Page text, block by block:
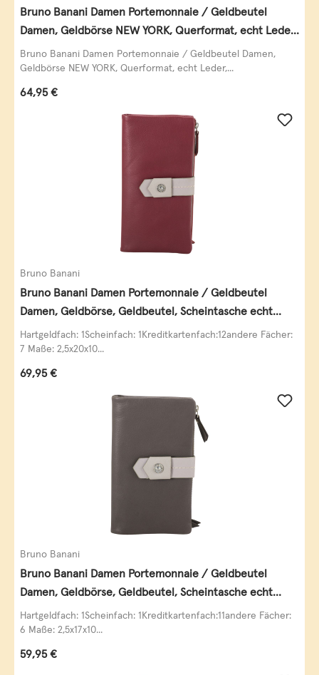
Bruno Banani Damen Portemonnaie / Geldbeutel
Damen, Geldbörse NEW YORK, Querformat, echt Leder,
schwarz
Bruno Banani Damen Portemonnaie / Geldbeutel Damen,
Geldbörse NEW YORK, Querformat, echt Leder,...
Regulärer Preis:
64,95 €
Bruno Banani
Bruno Banani Damen Portemonnaie / Geldbeutel
Damen, Geldbörse, Geldbeutel, Scheintasche echt
Leder
Hartgeldfach: 1Scheinfach: 1Kreditkartenfach:12andere Fächer:
7 Maße: 2,5x20x10...
Regulärer Preis:
69,95 €
Bruno Banani
Bruno Banani Damen Portemonnaie / Geldbeutel
Damen, Geldbörse, Geldbeutel, Scheintasche echt
Leder
Hartgeldfach: 1Scheinfach: 1Kreditkartenfach:11andere Fächer:
6 Maße: 2,5x17x10...
Regulärer Preis:
59,95 €